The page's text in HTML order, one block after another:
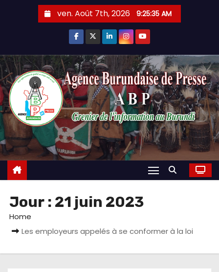
ven. Août 7th, 2026 9:25:37 AM
Jour : 21 juin 2023
Home
Les employeurs appelés à se conformer à la loi